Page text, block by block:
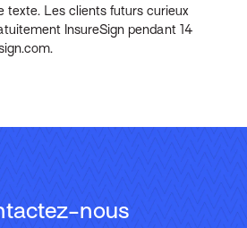
texte. Les clients futurs curieux
InsureSign pendant 14
nous